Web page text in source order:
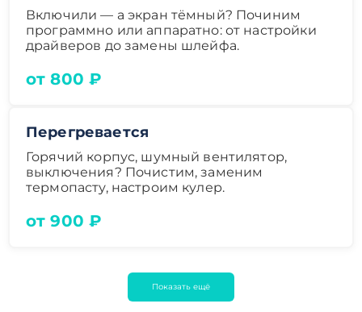
Включили — а экран тёмный? Починим
программно или аппаратно: от настройки
драйверов до замены шлейфа.
от 800 ₽
Перегревается
Горячий корпус, шумный вентилятор,
выключения? Почистим, заменим
термопасту, настроим кулер.
от 900 ₽
Показать ещё